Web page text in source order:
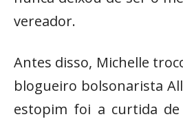
vereador.
Antes disso, Michelle
blogueiro bolsonarista
estopim foi a curtida